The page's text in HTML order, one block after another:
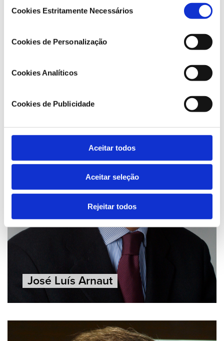
deCookies Estritamente Necessários
Cookies de Personalização
Cookies Analíticos
Cookies de Publicidade
Aceitar todos
Aceitar seleção
Rejeitar todos
Artur Torres Pereira
José Luís Arnaut